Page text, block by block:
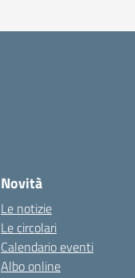
Novità
Le notizie
Le circolari
Calendario eventi
Albo online